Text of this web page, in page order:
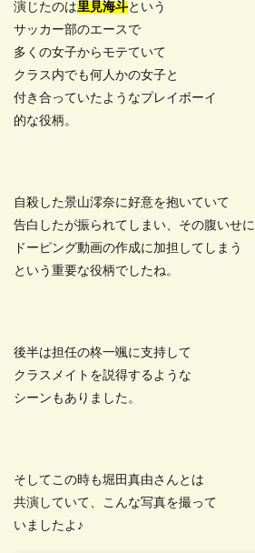
演じたのは里見海斗という
サッカー部のエースで
多くの女子からモテていて
クラス内でも何人かの女子と
付き合っていたようなプレイボーイ
的な役柄。
自殺した景山澪奈に好意を抱いていて
告白したが振られてしまい、その腹いせに
ドーピング動画の作成に加担してしまう
という重要な役柄でしたね。
後半は担任の柊一颯に支持して
クラスメイトを説得するような
シーンもありました。
そしてこの時も堀田真由さんとは
共演していて、こんな写真を撮って
いましたよ♪